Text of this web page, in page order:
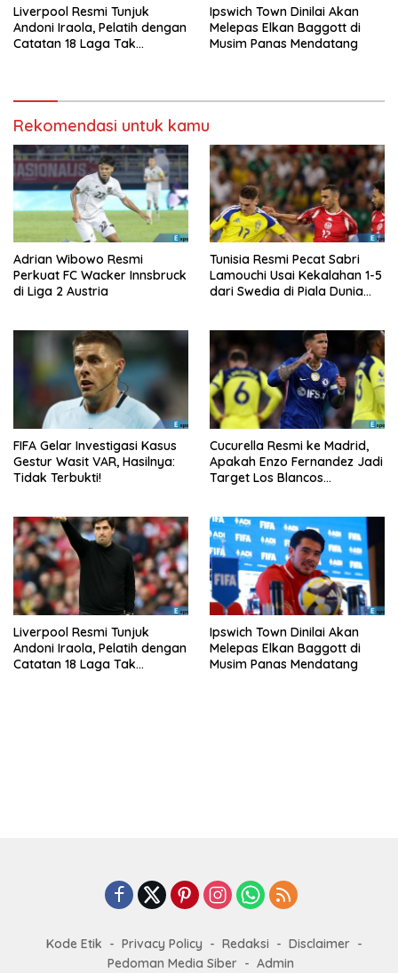
Liverpool Resmi Tunjuk
Andoni Iraola, Pelatih dengan
Catatan 18 Laga Tak
Ipswich Town Dinilai Akan
Melepas Elkan Baggott di
Musim Panas Mendatang
Rekomendasi untuk kamu
Adrian Wibowo Resmi
Perkuat FC Wacker Innsbruck
di Liga 2 Austria
Tunisia Resmi Pecat Sabri
Lamouchi Usai Kekalahan 1-5
dari Swedia di Piala Dunia
FIFA Gelar Investigasi Kasus
Gestur Wasit VAR, Hasilnya:
Tidak Terbukti!
Cucurella Resmi ke Madrid,
Apakah Enzo Fernandez Jadi
Target Los Blancos
Liverpool Resmi Tunjuk
Andoni Iraola, Pelatih dengan
Catatan 18 Laga Tak
Ipswich Town Dinilai Akan
Melepas Elkan Baggott di
Musim Panas Mendatang
Kode Etik Privacy Policy Redaksi
Disclaimer
Pedoman Media Siber
Admin